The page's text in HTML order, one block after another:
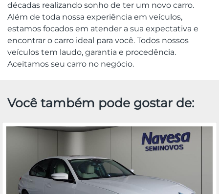
décadas realizando sonho de ter um novo carro.
Além de toda nossa experiência em veículos,
estamos focados em atender a sua expectativa e
encontrar o carro ideal para você. Todos nossos
veículos tem laudo, garantia e procedência.
Aceitamos seu carro no negócio.
Você também pode gostar de: